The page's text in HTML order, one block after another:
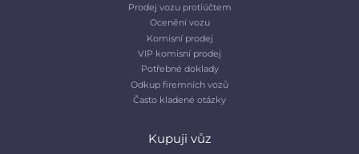
Prodej vozu protiúčtem
Ocenění vozu
Komisní prodej
VIP komisní prodej
Potřebné doklady
Odkup firemních vozů
Často kladené otázky
Kupuji vůz